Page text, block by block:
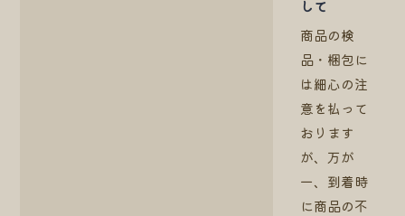
して
商品の検
品・梱包に
は細心の注
意を払って
おります
が、万が
一、到着時
に商品の不